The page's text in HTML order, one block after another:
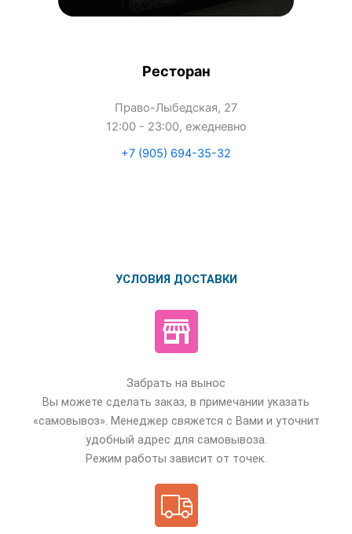
Ресторан
Право-Лыбедская, 27
12:00 - 23:00, ежедневно
+7 (905) 694-35-32
УСЛОВИЯ ДОСТАВКИ
Забрать на вынос
Вы можете сделать заказ, в примечании указать
«самовывоз». Менеджер свяжется с Вами и уточнит
удобный адрес для самовывоза.
Режим работы зависит от точек.